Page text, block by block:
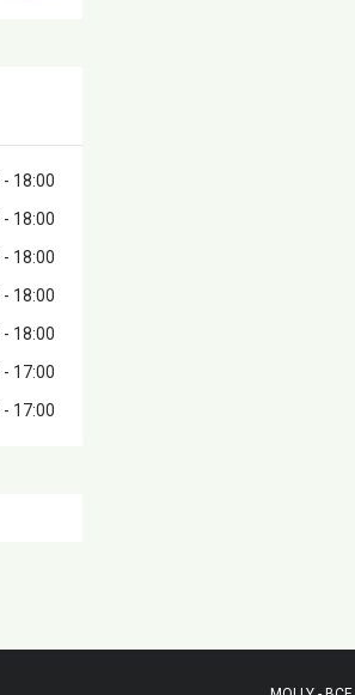
18:00
18:00
18:00
18:00
18:00
17:00
17:00